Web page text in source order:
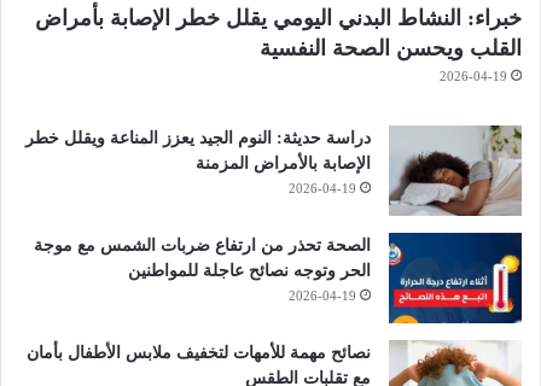
خبراء: النشاط البدني اليومي يقلل خطر الإصابة بأمراض
القلب ويحسن الصحة النفسية
2026-04-19
دراسة حديثة: النوم الجيد يعزز المناعة ويقلل خطر
الإصابة بالأمراض المزمنة
2026-04-19
الصحة تحذر من ارتفاع ضربات الشمس مع موجة
الحر وتوجه نصائح عاجلة للمواطنين
2026-04-19
نصائح مهمة للأمهات لتخفيف ملابس الأطفال بأمان
مع تقلبات الطقس